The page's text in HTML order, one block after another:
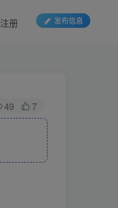
发布信息
注册
49 7